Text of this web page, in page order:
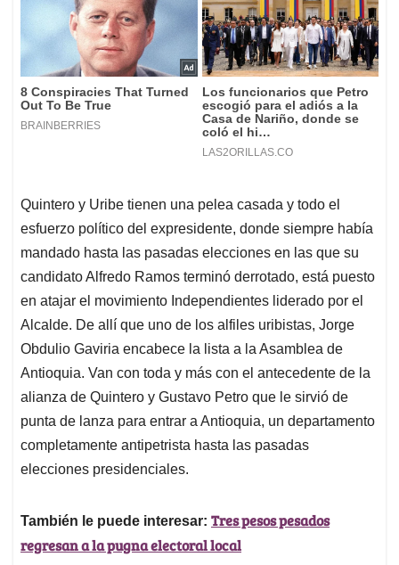
Quintero y Uribe tienen una pelea casada y todo el
esfuerzo político del expresidente, donde siempre había
mandado hasta las pasadas elecciones en las que su
candidato Alfredo Ramos terminó derrotado, está puesto
en atajar el movimiento Independientes liderado por el
Alcalde. De allí que uno de los alfiles uribistas, Jorge
Obdulio Gaviria encabece la lista a la Asamblea de
Antioquia. Van con toda y más con el antecedente de la
alianza de Quintero y Gustavo Petro que le sirvió de
punta de lanza para entrar a Antioquia, un departamento
completamente antipetrista hasta las pasadas
elecciones presidenciales.
También le puede interesar: Tres pesos pesados
regresan a la pugna electoral local